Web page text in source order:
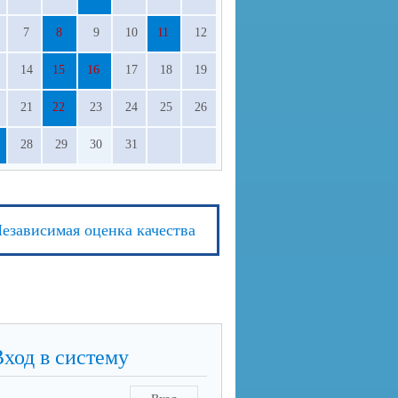
7 8 9 10 11 12
14 15 16 17 18 19
21 22 23 24 25 26
28 29 30 31
оценка качества
в систему